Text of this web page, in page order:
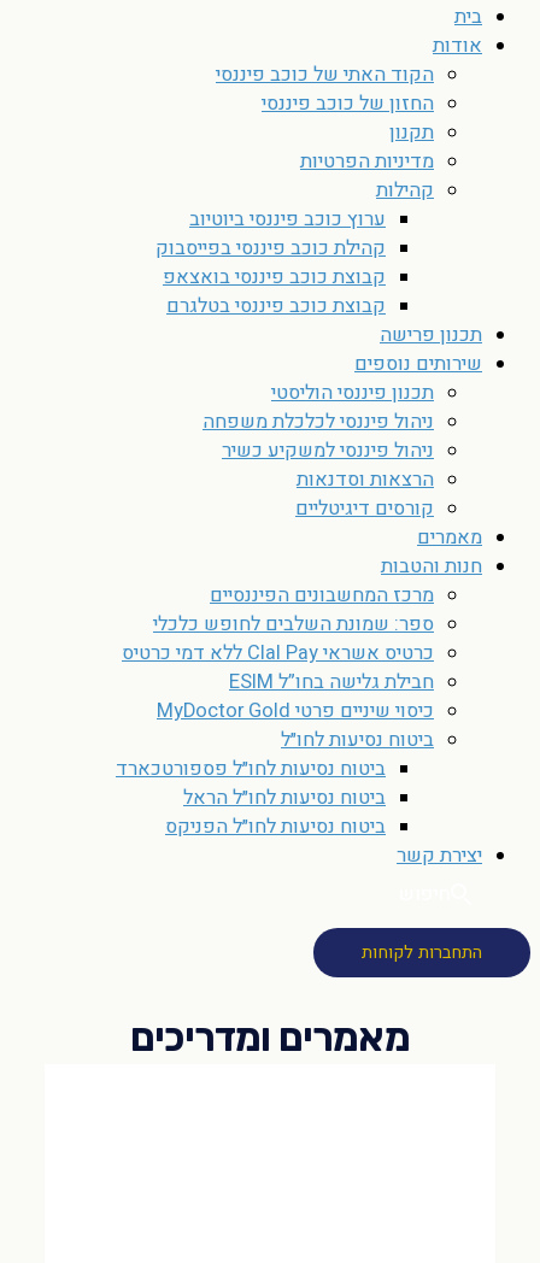
בית
אודות
הקוד האתי של כוכב פיננסי
החזון של כוכב פיננסי
תקנון
מדיניות הפרטיות
קהילות
ערוץ כוכב פיננסי ביוטיוב
קהילת כוכב פיננסי בפייסבוק
קבוצת כוכב פיננסי בואצאפ
קבוצת כוכב פיננסי בטלגרם
תכנון פרישה
שירותים נוספים
תכנון פיננסי הוליסטי
ניהול פיננסי לכלכלת משפחה
ניהול פיננסי למשקיע כשיר
הרצאות וסדנאות
קורסים דיגיטליים
מאמרים
חנות והטבות
מרכז המחשבונים הפיננסיים
ספר: שמונת השלבים לחופש כלכלי
כרטיס אשראי Clal Pay ללא דמי כרטיס
חבילת גלישה בחו”ל ESIM
כיסוי שיניים פרטי MyDoctor Gold
ביטוח נסיעות לחו״ל
ביטוח נסיעות לחו״ל פספורטכארד
ביטוח נסיעות לחו״ל הראל
ביטוח נסיעות לחו״ל הפניקס
יצירת קשר
התחברות לקוחות